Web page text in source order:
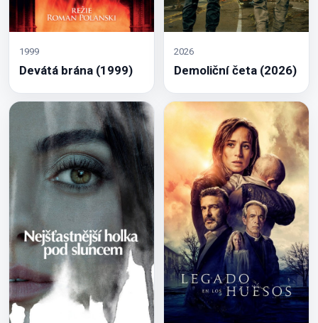
1999
Devátá brána (1999)
2026
Demoliční četa (2026)